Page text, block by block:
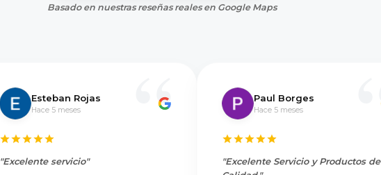
Basado en nuestras reseñas reales en Google Maps
Esteban Rojas
Hace 5 meses
"Excelente servicio"
Paul Borges
Hace 5 meses
"Excelente Servicio y Productos de